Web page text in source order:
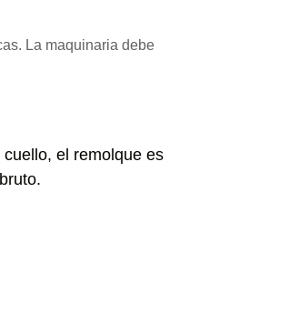
La maquinaria debe
el remolque es